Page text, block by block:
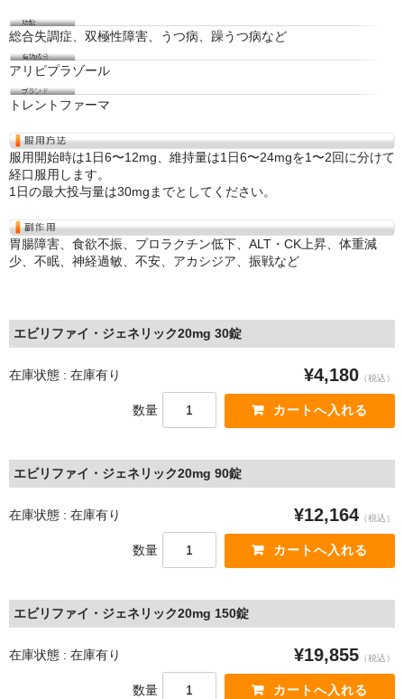
総合失調症、双極性障害、うつ病、躁うつ病など
アリピプラゾール
トレントファーマ
服用開始時は1日6〜12mg、維持量は1日6〜24mgを1〜2回に分けて
経口服用します。
1日の最大投与量は30mgまでとしてください。
胃腸障害、食欲不振、プロラクチン低下、ALT・CK上昇、体重減
少、不眠、神経過敏、不安、アカシジア、振戦など
エビリファイ・ジェネリック20mg 30錠
在庫状態 : 在庫有り ¥4,180 （税込）
数量
エビリファイ・ジェネリック20mg 90錠
在庫状態 : 在庫有り ¥12,164 （税込）
数量
エビリファイ・ジェネリック20mg 150錠
在庫状態 : 在庫有り ¥19,855 （税込）
数量